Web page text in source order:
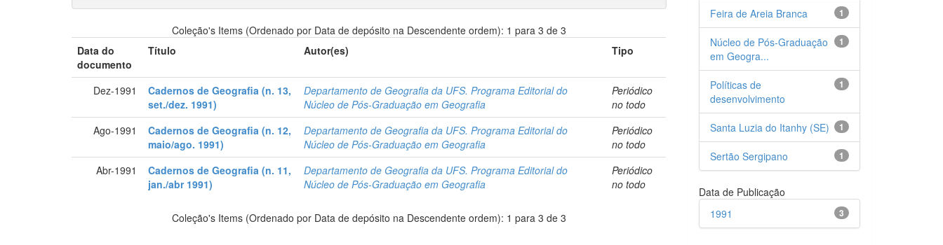
Coleção's Items (Ordenado por Data de depósito na Descendente ordem): 1 para 3 de 3
Data do
documento
Título Autor(es) Tipo
Dez-1991
Cadernos de Geografia (n. 13,
set./dez. 1991)
Departamento de Geografia da UFS. Programa Editorial do
Núcleo de Pós-Graduação em Geografia
Periódico
no todo
Ago-1991
Cadernos de Geografia (n. 12,
maio/ago. 1991)
Departamento de Geografia da UFS. Programa Editorial do
Núcleo de Pós-Graduação em Geografia
Periódico
no todo
Abr-1991
Cadernos de Geografia (n. 11,
jan./abr 1991)
Departamento de Geografia da UFS. Programa Editorial do
Núcleo de Pós-Graduação em Geografia
Periódico
no todo
Coleção's Items (Ordenado por Data de depósito na Descendente ordem): 1 para 3 de 3
1
Feira de Areia Branca
1
Núcleo de Pós-Graduação
em Geogra...
1
Políticas de
desenvolvimento
1
Santa Luzia do Itanhy (SE)
1
Sertão Sergipano
Data de Publicação
3
1991